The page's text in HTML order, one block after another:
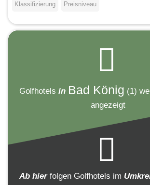
Klassifizierung Preisniveau
Golfhotels in Bad König (1)
angezeigt
Ab hier folgen Golfhotels im